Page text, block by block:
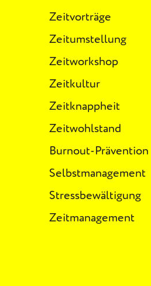
Zeitvorträge
Zeitumstellung
Zeitworkshop
Zeitkultur
Zeitknappheit
Zeitwohlstand
Burnout-Prävention
Selbstmanagement
Stressbewältigung
Zeitmanagement